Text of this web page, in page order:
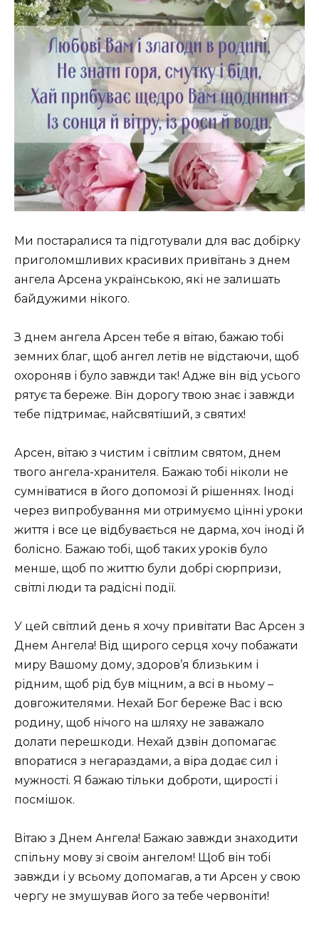
Ми постаралися та підготували для вас добірку
приголомшливих красивих привітань з днем
ангела Арсена українською, які не залишать
байдужими нікого.
З днем ангела Арсен тебе я вітаю, бажаю тобі
земних благ, щоб ангел летів не відстаючи, щоб
охороняв і було завжди так! Адже він від усього
рятує та береже. Він дорогу твою знає і завжди
тебе підтримає, найсвятіший, з святих!
Арсен, вітаю з чистим і світлим святом, днем ​​
твого ангела-хранителя. Бажаю тобі ніколи не
сумніватися в його допомозі й рішеннях. Іноді
через випробування ми отримуємо цінні уроки
життя і все це відбувається не дарма, хоч іноді й
болісно. Бажаю тобі, щоб таких уроків було
менше, щоб по життю були добрі сюрпризи,
світлі люди та радісні події.
У цей світлий день я хочу привітати Вас Арсен з
Днем Ангела! Від щирого серця хочу побажати
миру Вашому дому, здоров’я близьким і
рідним, щоб рід був міцним, а всі в ньому –
довгожителями. Нехай Бог береже Вас і всю
родину, щоб нічого на шляху не заважало
долати перешкоди. Нехай дзвін допомагає
впоратися з негараздами, а віра додає сил і
мужності. Я бажаю тільки доброти, щирості і
посмішок.
Вітаю з Днем Ангела! Бажаю завжди знаходити
спільну мову зі своїм ангелом! Щоб він тобі
завжди і у всьому допомагав, а ти Арсен у свою
чергу не змушував його за тебе червоніти!